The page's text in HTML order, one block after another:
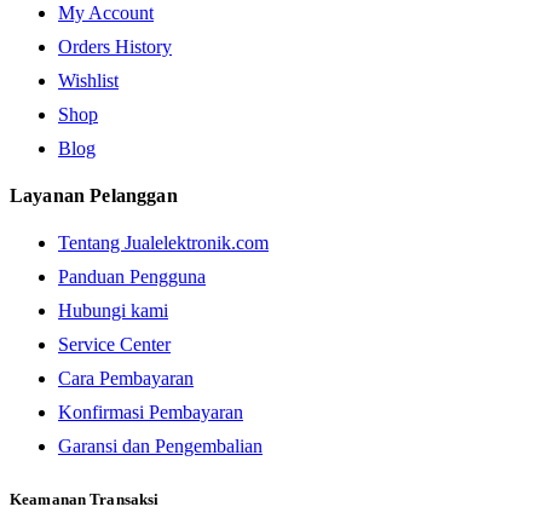
My Account
Orders History
Wishlist
Shop
Blog
Layanan Pelanggan
Tentang Jualelektronik.com
Panduan Pengguna
Hubungi kami
Service Center
Cara Pembayaran
Konfirmasi Pembayaran
Garansi dan Pengembalian
Keamanan Transaksi